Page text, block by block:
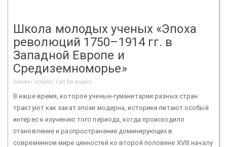
Школа молодых ученых «Эпоха
революций 1750–1914 гг. в
Западной Европе и
Средиземноморье»
Summer schools, Call for papers
В наше время, которое ученые-гуманитарии разных стран
трактуют как закат эпохи модерна, историки питают особый
интерес к изучению того периода, когда происходило
становление и распространение доминирующих в
современном мире ценностей ко второй половине XVIII началу